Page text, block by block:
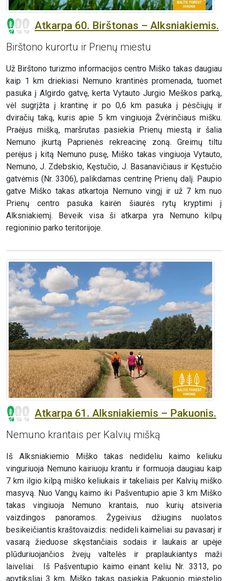
Atkarpa 60. Birštonas – Alksniakiemis.
Birštono kurortu ir Prienų miestu
Už Birštono turizmo informacijos centro Miško takas daugiau
kaip 1 km driekiasi Nemuno krantinės promenada, tuomet
pasuka į Algirdo gatvę, kerta Vytauto Jurgio Meškos parką,
vėl sugrįžta į krantinę ir po 0,6 km pasuka į pėsčiųjų ir
dviračių taką, kuris apie 5 km vingiuoja Žvėrinčiaus mišku.
Praėjus mišką, maršrutas pasiekia Prienų miestą ir šalia
Nemuno įkurtą Paprienės rekreacinę zoną. Greimų tiltu
perėjus į kitą Nemuno pusę, Miško takas vingiuoja Vytauto,
Nemuno, J. Zdebskio, Kęstučio, J. Basanavičiaus ir Kęstučio
gatvėmis (Nr. 3306), palikdamas centrinę Prienų dalį. Paupio
gatve Miško takas atkartoja Nemuno vingį ir už 7 km nuo
Prienų centro pasuka kairėn šiaurės rytų kryptimi į
Alksniakiemį. Beveik visa ši atkarpa yra Nemuno kilpų
regioninio parko teritorijoje.
Atkarpa 61. Alksniakiemis – Pakuonis.
Nemuno krantais per Kalvių mišką
Iš Alksniakiemio Miško takas nedideliu kaimo keliuku
vinguriuoja Nemuno kairiuoju krantu ir formuoja daugiau kaip
7 km ilgio kilpą miško keliukais ir takeliais per Kalvių miško
masyvą. Nuo Vangų kaimo iki Pašventupio apie 3 km Miško
takas vingiuoja Nemuno krantais, nuo kurių atsiveria
vaizdingos panoramos. Žygeivius džiugins nuolatos
besikeičiantis kraštovaizdis: nedideli kaimeliai su pavasarį ir
vasarą žieduose skęstančiais sodais ir laukais ar upėje
plūduriuojančios žvejų valtelės ir praplaukiantys maži
laiveliai. Iš Pašventupio kaimo einant keliu Nr. 3313, po
apytiksliai 3 km, Miško takas pasiekia Pakuonio miestelio